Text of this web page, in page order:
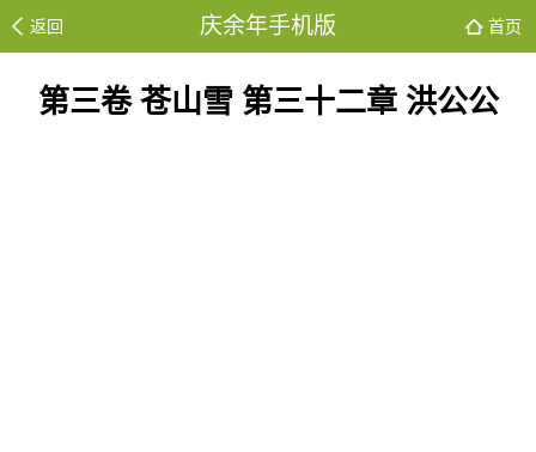
返回 庆余年手机版 首页
第三卷 苍山雪 第三十二章 洪公公